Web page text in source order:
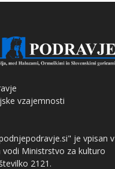
vzajemnosti
je vpisan v
vodi Ministrstvo za kulturo
2121.